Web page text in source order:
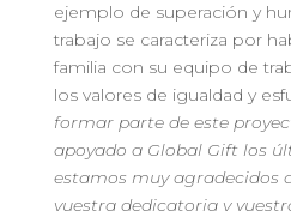
ejemplo de superación y
trabajo se caracteriza por
familia con su equipo de
los valores de igualdad y
formar parte de este
apoyado a Global Gift los
estamos muy agradecidos
vuestra dedicatoria y